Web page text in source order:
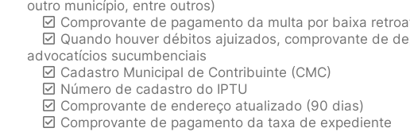
outro município, entre outros)
Comprovante de pagamento da multa por baixa
Quando houver débitos ajuizados, comprovante de
advocatícios sucumbenciais
Cadastro Municipal de Contribuinte (CMC)
Número de cadastro do IPTU
Comprovante de endereço atualizado (90 dias)
Comprovante de pagamento da taxa de expediente